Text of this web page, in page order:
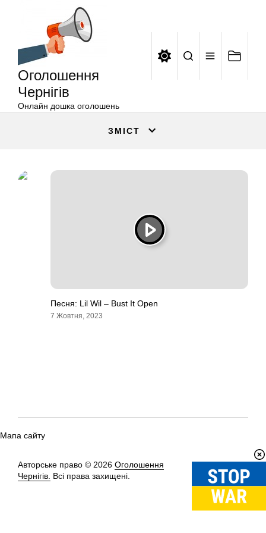
Оголошення
Чернігів
Онлайн дошка оголошень
ЗМІСТ
Песня: Lil Wil – Bust It Open
7 Жовтня, 2023
Мапа сайту
Авторське право © 2026 Оголошення
Чернігів. Всі права захищені.
Вгору↑